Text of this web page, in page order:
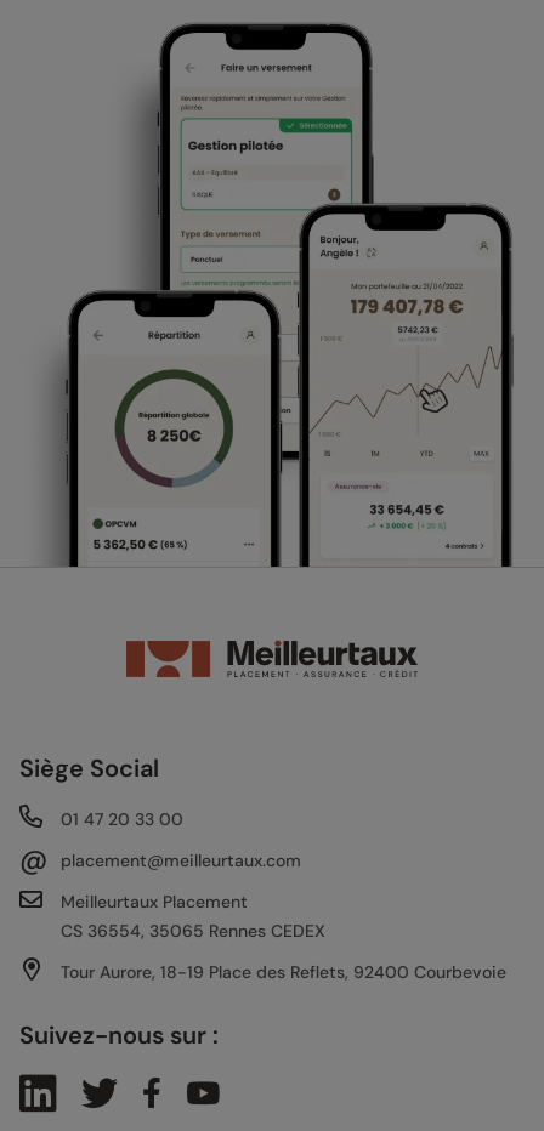
Siège Social
01 47 20 33 00
@
placement@meilleurtaux.com
Meilleurtaux Placement
CS 36554, 35065 Rennes CEDEX
Tour Aurore, 18-19 Place des Reflets, 92400 Courbevoie
Suivez-nous sur :